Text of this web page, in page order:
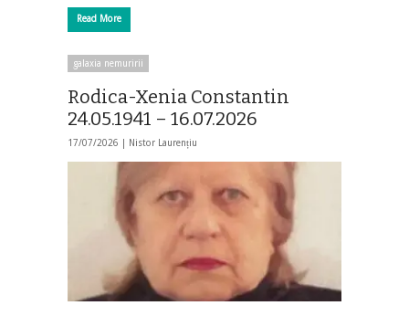
Read More
galaxia nemuririi
Rodica-Xenia Constantin
24.05.1941 – 16.07.2026
17/07/2026 | Nistor Laurențiu